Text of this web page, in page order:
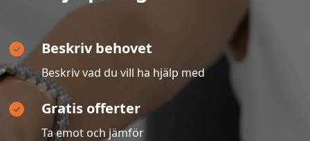
Beskriv behovet
Beskriv vad du vill ha hjälp med
Gratis offerter
Ta emot och jämför